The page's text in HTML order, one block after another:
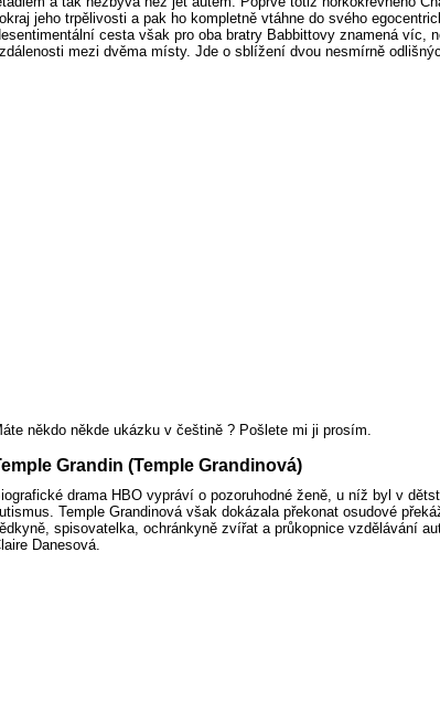
jeho trpělivosti a pak ho kompletně vtáhne do svého
cesta však pro oba bratry Babbittovy znamená víc,
mezi dvěma místy. Jde o sblížení dvou nesmírně
někdo někde ukázku v češtině ? Pošlete mi ji prosím.
Grandin (Temple Grandinová)
drama HBO vypráví o pozoruhodné ženě, u níž byl v
Temple Grandinová však dokázala překonat osudové
spisovatelka, ochránkyně zvířat a průkopnice vzdělávání
Danesová.